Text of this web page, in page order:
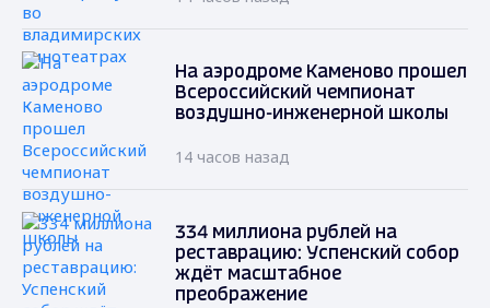
На аэродроме Каменово прошел
Всероссийский чемпионат
воздушно-инженерной школы
14 часов назад
334 миллиона рублей на
реставрацию: Успенский собор
ждёт масштабное
преображение